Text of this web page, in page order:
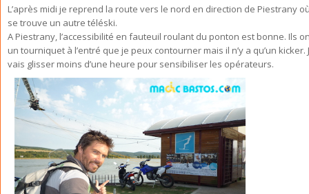
L’après midi je reprend la route vers le nord en direction de Piestrany
se trouve un autre téléski.
A Piestrany, l’accessibilité en fauteuil roulant du ponton est bonne. Ils
un tourniquet à l’entré que je peux contourner mais il n’y a qu’un kicker.
vais glisser moins d’une heure pour sensibiliser les opérateurs.